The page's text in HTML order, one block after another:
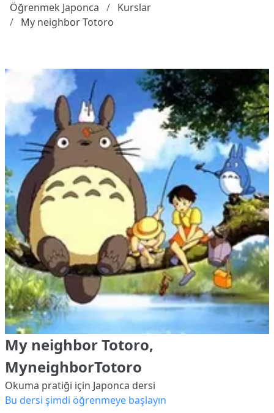
Öğrenmek Japonca
Kurslar
My neighbor Totoro
My neighbor Totoro,
MyneighborTotoro
Okuma pratiği için Japonca dersi
Bu dersi şimdi öğrenmeye başlayın